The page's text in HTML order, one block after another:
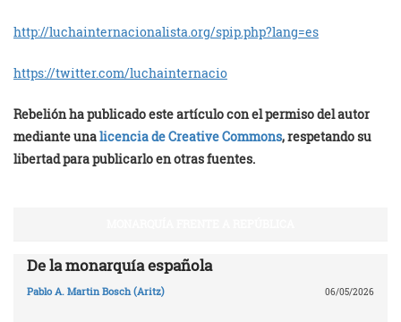
http://luchainternacionalista.org/spip.php?lang=es
https://twitter.com/luchainternacio
Rebelión ha publicado este artículo con el permiso del autor
mediante unalicencia de Creative Commons, respetando su
libertad para publicarlo en otras fuentes.
De la monarquía española
Pablo A. Martin Bosch (Aritz) 06/05/2026